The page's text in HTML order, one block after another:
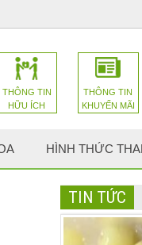
THÔNG TIN
HỮU ÍCH
THÔNG TIN
KHUYẾN MÃI
HÌNH THỨC
TIN TỨC